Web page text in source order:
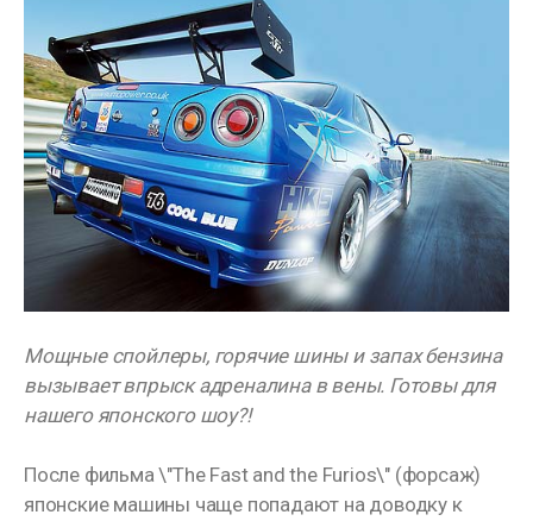
Мощные спойлеры, горячие шины и запах бензина
вызывает впрыск адреналина в вены. Готовы для
нашего японского шоу?!
После фильма \"The Fast and the Furios\" (форсаж)
японские машины чаще попадают на доводку к